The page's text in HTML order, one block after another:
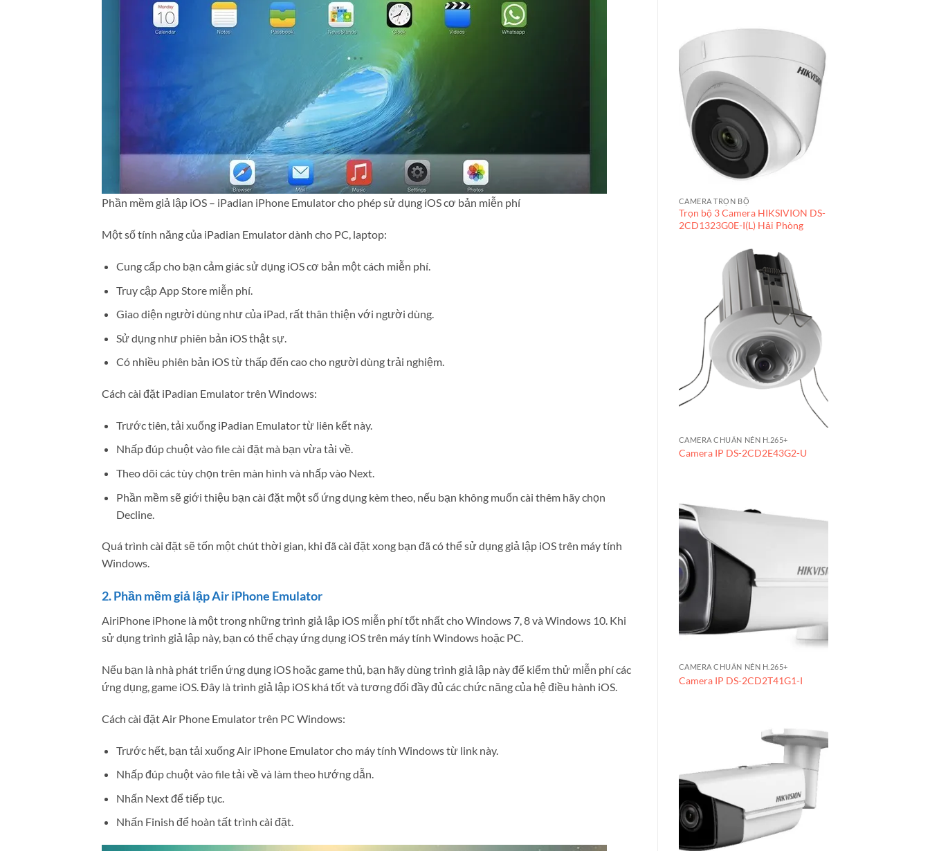
Phần mềm giả lập iOS – iPadian iPhone Emulator cho phép sử dụng iOS cơ bản miễn phí
Một số tính năng của iPadian Emulator dành cho PC, laptop:
Cung cấp cho bạn cảm giác sử dụng iOS cơ bản một cách miễn phí.
Truy cập App Store miễn phí.
Giao diện người dùng như của iPad, rất thân thiện với người dùng.
Sử dụng như phiên bản iOS thật sự.
Có nhiều phiên bản iOS từ thấp đến cao cho người dùng trải nghiệm.
Cách cài đặt iPadian Emulator trên Windows:
Trước tiên, tải xuống iPadian Emulator từ liên kết này.
Nhấp đúp chuột vào file cài đặt mà bạn vừa tải về.
Theo dõi các tùy chọn trên màn hình và nhấp vào Next.
Phần mềm sẽ giới thiệu bạn cài đặt một số ứng dụng kèm theo, nếu bạn không muốn cài thêm hãy chọn
Decline.
Quá trình cài đặt sẽ tốn một chút thời gian, khi đã cài đặt xong bạn đã có thể sử dụng giả lập iOS trên máy tính
Windows.
2. Phần mềm giả lập Air iPhone Emulator
AiriPhone iPhone là một trong những trình giả lập iOS miễn phí tốt nhất cho Windows 7, 8 và Windows 10. Khi
sử dụng trình giả lập này, bạn có thể chạy ứng dụng iOS trên máy tính Windows hoặc PC.
Nếu bạn là nhà phát triển ứng dụng iOS hoặc game thủ, bạn hãy dùng trình giả lập này để kiểm thử miễn phí các
ứng dụng, game iOS. Đây là trình giả lập iOS khá tốt và tương đối đầy đủ các chức năng của hệ điều hành iOS.
Cách cài đặt Air Phone Emulator trên PC Windows:
Trước hết, bạn tải xuống Air iPhone Emulator cho máy tính Windows từ link này.
Nhấp đúp chuột vào file tải về và làm theo hướng dẫn.
Nhấn Next để tiếp tục.
Nhấn Finish để hoàn tất trình cài đặt.
CAMERA TRỌN BỘ
Trọn bộ 3 Camera HIKSIVION DS-
2CD1323G0E-I(L) Hải Phòng
CAMERA CHUẨN NÉN H.265+
Camera IP DS-2CD2E43G2-U
CAMERA CHUẨN NÉN H.265+
Camera IP DS-2CD2T41G1-I